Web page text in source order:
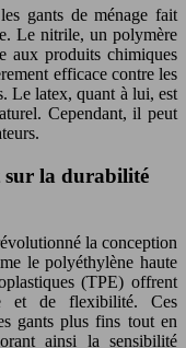
gants de ménage fait
Le nitrile, un polymère
aux produits chimiques
efficace contre les
Le latex, quant à lui, est
Cependant, il peut
sur la durabilité
la conception
le polyéthylène haute
(TPE) offrent
et de flexibilité. Ces
gants plus fins tout en
ainsi la sensibilité